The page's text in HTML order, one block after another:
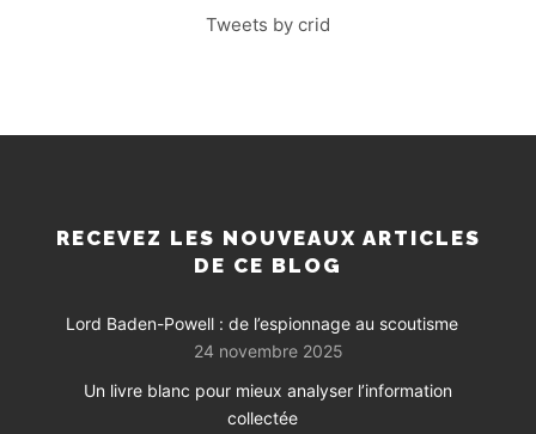
Tweets by crid
RECEVEZ LES NOUVEAUX ARTICLES
DE CE BLOG
Lord Baden-Powell : de l’espionnage au scoutisme
24 novembre 2025
Un livre blanc pour mieux analyser l’information
collectée